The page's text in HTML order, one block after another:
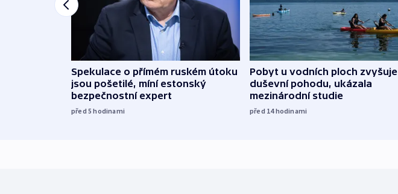
Spekulace o přímém ruském útoku
jsou pošetilé, míní estonský
bezpečnostní expert
před 5hodinami
Pobyt u vodních ploch zvyšuje
duševní pohodu, ukázala
mezinárodní studie
před 14hodinami